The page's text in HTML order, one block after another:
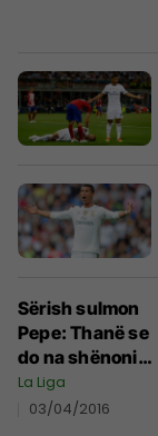
Sërish sulmon
Pepe: Thanë se
do na shënonin
4-5 gola
La Liga
03/04/2016